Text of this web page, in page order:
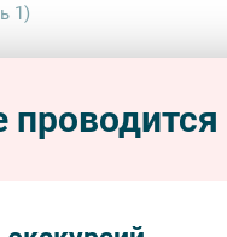
1)
километр
проводится